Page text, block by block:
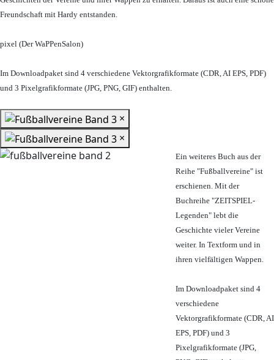
Freundschaft mit Hardy entstanden.
pixel (Der WaPPenSalon)
Im Downloadpaket sind 4 verschiedene Vektorgrafikformate (CDR, AI EPS, PDF)
und 3 Pixelgrafikformate (JPG, PNG, GIF) enthalten.
×
×
Ein weiteres Buch aus der
Reihe "Fußballvereine" ist
erschienen. Mit der
Buchreihe "ZEITSPIEL-
Legenden" lebt die
Geschichte vieler Vereine
weiter. In Textform und in
ihren vielfältigen Wappen.
Im Downloadpaket sind 4
verschiedene
Vektorgrafikformate (CDR, AI
EPS, PDF) und 3
Pixelgrafikformate (JPG,